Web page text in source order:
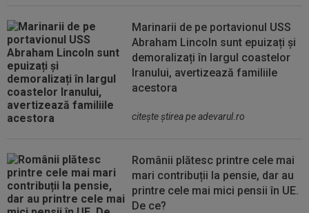
Marinarii de pe portavionul USS
Abraham Lincoln sunt epuizați și
demoralizați în largul coastelor
Iranului, avertizează familiile
acestora
citeşte ştirea pe adevarul.ro
Românii plătesc printre cele mai
mari contribuții la pensie, dar au
printre cele mai mici pensii în UE.
De ce?